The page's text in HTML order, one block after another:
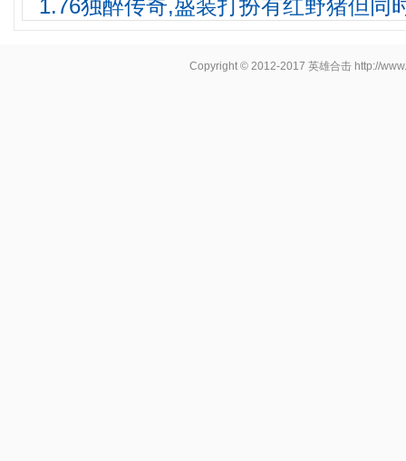
1.76独醉传奇,盛装打扮有红野猪但同
Copyright © 2012-2017 英雄合击 http://